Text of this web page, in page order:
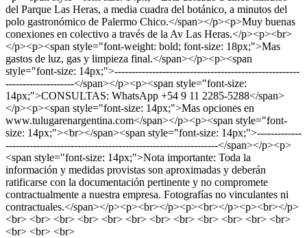
del Parque Las Heras, a media cuadra del botánico, a minutos del
polo gastronómico de Palermo Chico.</span></p><p>Muy buenas
conexiones en colectivo a través de la Av Las Heras.</p><p><br>
</p><p><span style="font-weight: bold; font-size: 18px;">Mas
gastos de luz, gas y limpieza final.</span></p><p><span
style="font-size: 14px;">------------------------------------------------------
--------------------</span></p><p><span style="font-size:
14px;">CONSULTAS: WhatsApp +54 9 11 2285-5288</span>
</p><p><span style="font-size: 14px;">Mas opciones en
www.tulugarenargentina.com</span></p><p><span style="font-
size: 14px;"><br></span><span style="font-size: 14px;">-------------
--------------------------------------------------------------</span></p><p>
<span style="font-size: 14px;">Nota importante: Toda la
información y medidas provistas son aproximadas y deberán
ratificarse con la documentación pertinente y no compromete
contractualmente a nuestra empresa. Fotografías no vinculantes ni
contractuales.</span></p><p><br></p><p><br></p><p><br></p>
<br> <br> <br> <br> <br> <br> <br> <br> <br> <br> <br> <br>
<br> <br> <br>